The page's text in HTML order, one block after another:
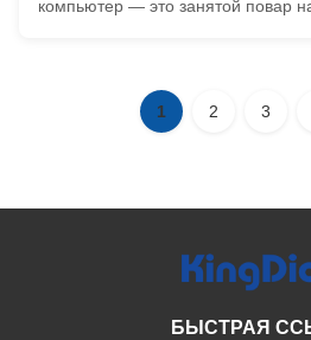
компьютер — это занятой повар
доска (ОЗУ), ...
1 2 3
БЫСТРАЯ